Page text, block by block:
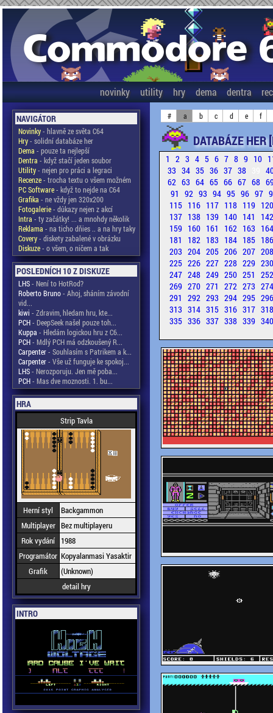
novinky utility hry dema dentra
NAVIGÁTOR
Novinky- hlavně ze světa C64
Hry- solidní databáze her
Dema - pouze ta nejlepší
Dentra - když stačí jeden soubor
Utility- nejen pro práci a legraci
Recenze- trocha textu o všem možném
PC Software- když to nejde na C64
Grafika - ne vždy jen 320x200
Fotogalerie- důkazy nejen z akcí
Intra - ty začátky! ... a mnohdy několik
Reklama - na ticho dňies .. a na hry taky
Covery- diskety zabalené v obrázku
Diskuze- o všem, o ničem a tak
POSLEDNÍCH 10 Z DISKUZE
LHS- Není to HotRod?
Roberto Bruno- Ahoj, sháním závodní
vid...
kiwi - Zdravim, hledam hru, kte...
PCH- DeepSeek našel pouze toh...
Kuppa - Hledám logickou hru z C6...
PCH- Mdlý PCH má odzkoušený R...
Carpenter- Souhlasím s Patrikem a k...
Carpenter- Vše už funguje ke spokoj...
LHS- Nerozporuju. Jen mě poba...
PCH- Mas dve moznosti. 1. bu...
HRA
Strip Tavla
Herní styl
Backgammon
Multiplayer Bez multiplayeru
Rok vydání
1988
Programátor Kopyalanmasi Yasaktir
Grafik
(Unknown)
detail hry
INTRO
# a b c d e f
DATABÁZE
1 2 3 4 5 6 7 8 9 10
33 34 35 36 37 38
62 63 64 65 66 67 68
91 92 93 94 95 96 97
115 116 117 118 119
137 138 139 140 141
159 160 161 162 163
181
182 183 184 185
203 204 205 206 207
225 226 227 228 229
247 248 249 250 251
269 270 271 272 273
291 292 293 294 295
313 314 315 316 317
335 336 337 338 339